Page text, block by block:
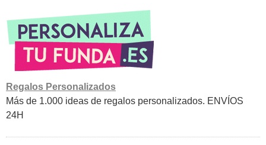
Regalos Personalizados
Más de 1.000 ideas de regalos personalizados. ENVÍOS
24H